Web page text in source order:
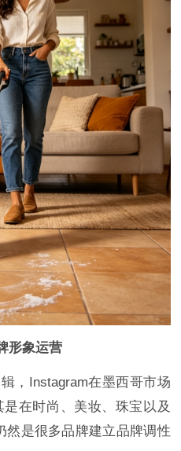
形象运营
，Instagram在墨西哥市场
在时尚、美妆、珠宝以及
然是很多品牌建立品牌调性